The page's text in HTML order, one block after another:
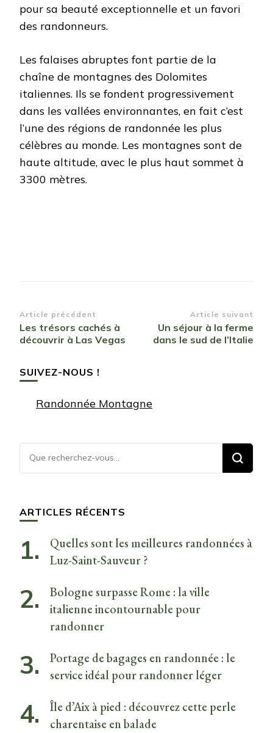
pour sa beauté exceptionnelle et un favori
des randonneurs.
Les falaises abruptes font partie de la
chaîne de montagnes des Dolomites
italiennes. Ils se fondent progressivement
dans les vallées environnantes, en fait c’est
l’une des régions de randonnée les plus
célèbres au monde. Les montagnes sont de
haute altitude, avec le plus haut sommet à
3300 mètres.
Navigation
d’article
Article précédent
Les trésors cachés à
découvrir à Las Vegas
Article suivant
Un séjour à la ferme
dans le sud de l’Italie
SUIVEZ-NOUS !
Randonnée Montagne
Vous
recherchiez
ARTICLES RÉCENTS
Quelles sont les meilleures randonnées à
Luz-Saint-Sauveur ?
Bologne surpasse Rome : la ville
italienne incontournable pour
randonner
Portage de bagages en randonnée : le
service idéal pour randonner léger
Île d’Aix à pied : découvrez cette perle
charentaise en balade